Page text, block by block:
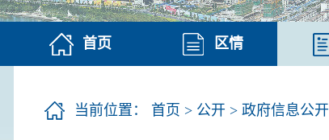
首页 区情
当前位置： 首页 > 公开 > 政府信息公开